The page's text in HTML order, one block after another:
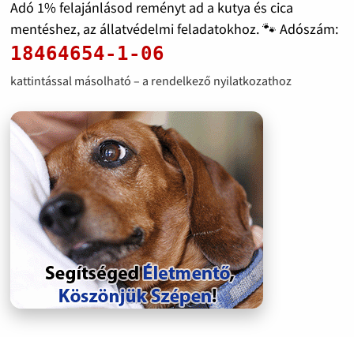
Adó 1% felajánlásod reményt ad a kutya és cica
mentéshez, az állatvédelmi feladatokhoz. 🐾 Adószám:
18464654-1-06
kattintással másolható – a rendelkező nyilatkozathoz